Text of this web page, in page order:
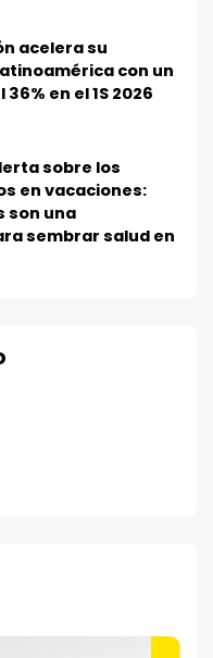
acelera su
con un
en el 1S 2026
sobre los
en vacaciones:
son una
sembrar salud en